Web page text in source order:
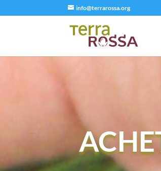
info@terrarossa.org